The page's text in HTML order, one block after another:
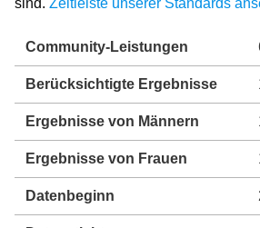
sind. Zeitleiste unserer Standards
Community-Leistungen
Berücksichtigte Ergebnisse
Ergebnisse von Männern
Ergebnisse von Frauen
Datenbeginn